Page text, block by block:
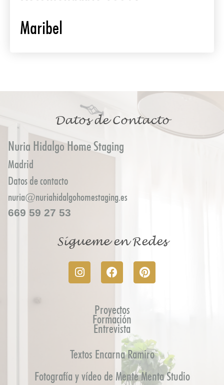
Maribel
Datos de Contacto
Nuria Hidalgo Home Staging
Madrid
Datos de contacto
nuria@nuriahidalgohomestaging.es
669 59 27 53
Sígueme en Redes
Proyectos
Formación
Entrevista
Textos Encarna Ramiro
Fotografía y vídeo de Mente Menta Studio